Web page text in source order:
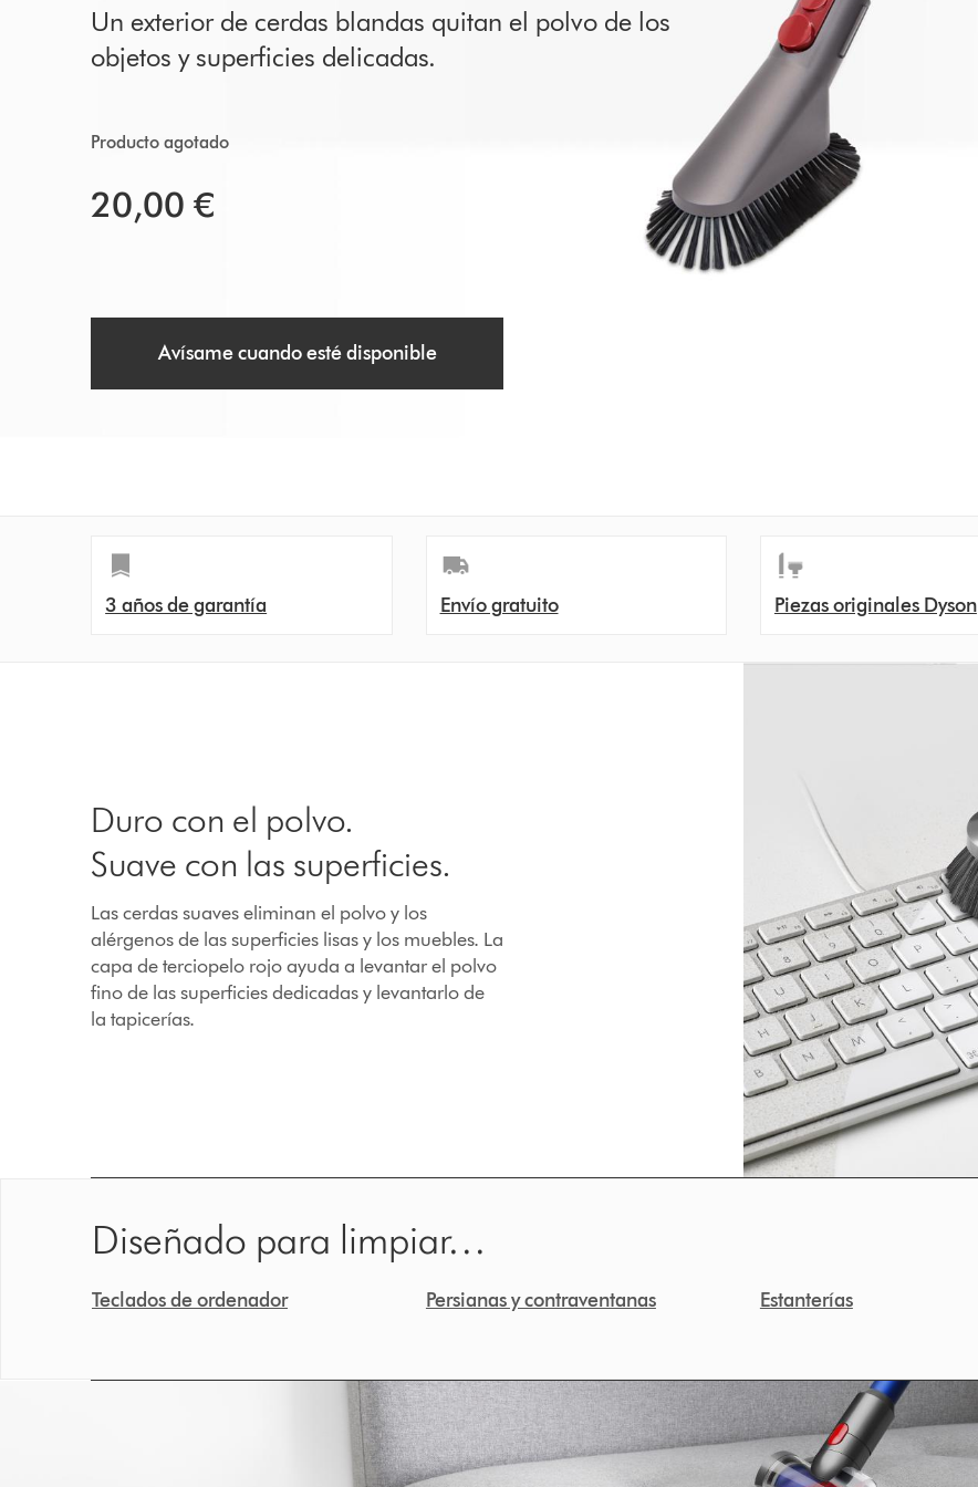
Un exterior de cerdas blandas quitan el polvo de los
objetos y superficies delicadas.
Producto agotado
20,00 €
Avísame cuando esté disponible
3 años de garantía Envío gratuito Piezas originales Dyson
Duro con el polvo.
Suave con las superficies.
Las cerdas suaves eliminan el polvo y los
alérgenos de las superficies lisas y los muebles. La
capa de terciopelo rojo ayuda a levantar el polvo
fino de las superficies dedicadas y levantarlo de
la tapicerías.
Diseñado para limpiar…
Teclados de ordenador Persianas y contraventanas Estanterías